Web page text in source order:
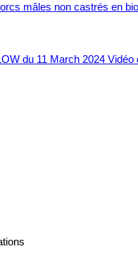
mâles non castrés en
du 11 March 2024